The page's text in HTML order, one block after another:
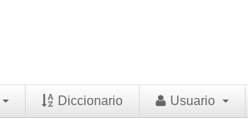
Diccionario Usuario